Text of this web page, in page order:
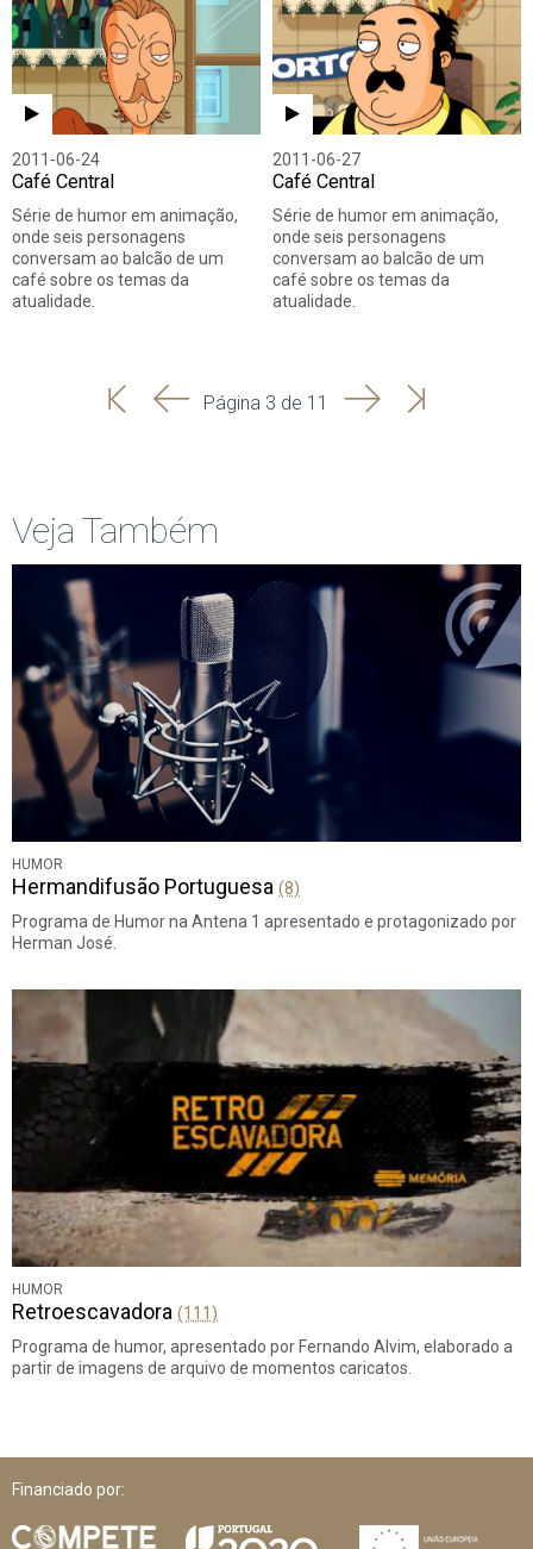
2011-06-24
Café Central
Série de humor em animação,
onde seis personagens
conversam ao balcão de um
café sobre os temas da
atualidade.
2011-06-27
Café Central
Série de humor em animação,
onde seis personagens
conversam ao balcão de um
café sobre os temas da
atualidade.
'
'
Página 3 de 11 SeguinteÚltima
Veja Também
HUMOR
Hermandifusão Portuguesa (8)
Programa de Humor na Antena 1 apresentado e protagonizado por
Herman José.
HUMOR
Retroescavadora (111)
Programa de humor, apresentado por Fernando Alvim, elaborado a
partir de imagens de arquivo de momentos caricatos.
Financiado por: